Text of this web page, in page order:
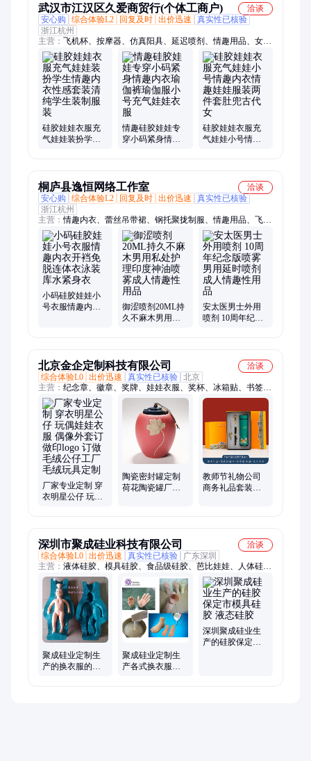
武汉市江汉区久爱商贸行(个体工商户)
洽谈
安心购
综合体验L2 回复及时 出价迅速
真实性已核验
浙江杭州
主营： 飞机杯、按摩器、仿真阳具、延迟喷剂、情趣用品、女用
自慰器
硅胶娃娃衣服充
气娃娃装扮学生
情趣硅胶娃娃专
穿小码紧身情趣
硅胶娃娃衣服充
气娃娃小号情趣
桐庐县逸恒网络工作室
洽谈
安心购
综合体验L2 回复及时 出价迅速
真实性已核验
浙江杭州
主营：情趣内衣、蕾丝吊带裙、钢托聚拢制服、情趣用品、飞机
杯、延时喷剂、延时湿巾、伸缩棒、自慰器、润滑油、润滑液、
震动棒、内衣裤、润滑剂、延时膏、吊带裙、锁精环、喷雾剂、
油喷剂、精华素、高潮液、男用情趣用品、女用情趣用品、男用
延时喷剂、女用高潮液
小码硅胶娃娃小
号衣服情趣内衣
御涩喷剂20ML持
久不麻木男用私
安太医男士外用
喷剂 10周年纪念
北京金企定制科技有限公司
洽谈
综合体验L0 出价迅速 真实性已核验 北京
主营： 纪念章、徽章、奖牌、娃娃衣服、奖杯、冰箱贴、书签、
钥匙扣、水晶工艺品、模型摆件、树脂工艺品、陶瓷工艺品、亚
克力工艺品、礼品、帆布袋、杜邦纸袋、毛绒玩具、人偶服、玻
璃钢雕塑、盲盒手办、广告伞、T恤定制、U盘定制、水杯定
制、礼盒定制、PVC公仔
厂家专业定制 穿
衣明星公仔 玩偶
毛绒玩具定制
陶瓷密封罐定制
荷花陶瓷罐厂家
教师节礼物公司
商务礼品套装周
深圳市聚成硅业科技有限公司
洽谈
综合体验L0 出价迅速 真实性已核验
广东深圳
主营： 液体硅胶、模具硅胶、食品级硅胶、芭比娃娃、人体硅
胶、电子硅胶、硅胶模具
聚成硅业定制生
产的换衣服的硅
聚成硅业定制生
产各式换衣服的
深圳聚成硅业生
产的硅胶保定市